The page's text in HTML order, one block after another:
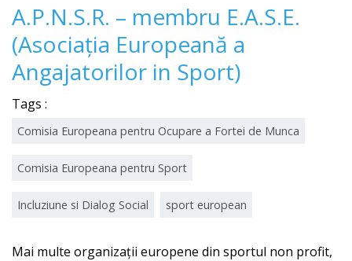
A.P.N.S.R. – membru E.A.S.E.
(Asociația Europeană a
Angajatorilor in Sport)
Tags :
Comisia Europeana pentru Ocupare a Fortei de Munca
Comisia Europeana pentru Sport
Incluziune si Dialog Social sport european
Mai multe organizații europene din sportul non profit,